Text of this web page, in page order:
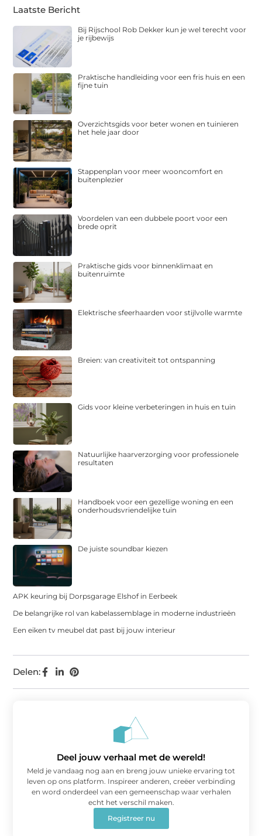
Delen:
Laatste Bericht
Bij Rijschool Rob Dekker kun je wel terecht voor
je rijbewijs
Praktische handleiding voor een fris huis en een
fijne tuin
Overzichtsgids voor beter wonen en tuinieren
het hele jaar door
Stappenplan voor meer wooncomfort en
buitenplezier
Voordelen van een dubbele poort voor een
brede oprit
Praktische gids voor binnenklimaat en
buitenruimte
Elektrische sfeerhaarden voor stijlvolle warmte
Breien: van creativiteit tot ontspanning
Gids voor kleine verbeteringen in huis en tuin
Natuurlijke haarverzorging voor professionele
resultaten
Handboek voor een gezellige woning en een
onderhoudsvriendelijke tuin
De juiste soundbar kiezen
APK keuring bij Dorpsgarage Elshof in Eerbeek
De belangrijke rol van kabelassemblage in moderne industrieën
Een eiken tv meubel dat past bij jouw interieur
Deel jouw verhaal met de wereld!
Meld je vandaag nog aan en breng jouw unieke ervaring tot
leven op ons platform. Inspireer anderen, creëer verbinding
en word onderdeel van een gemeenschap waar verhalen
echt het verschil maken.
Registreer nu